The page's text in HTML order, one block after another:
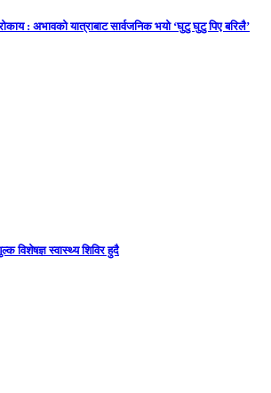
: अभावको यात्राबाट सार्वजनिक भयो ‘घुटु घुटु पिए बरिलै’
विशेषज्ञ स्वास्थ्य शिविर हुदै